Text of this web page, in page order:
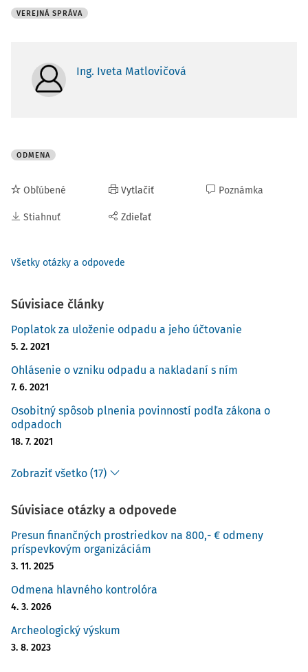
VEREJNÁ SPRÁVA
Ing. Iveta Matlovičová
ODMENA
Obľúbené
Stiahnuť
Vytlačiť
Zdieľať
Poznámka
Všetky otázky a odpovede
Súvisiace články
Poplatok za uloženie odpadu a jeho účtovanie
5. 2. 2021
Ohlásenie o vzniku odpadu a nakladaní s ním
7. 6. 2021
Osobitný spôsob plnenia povinností podľa zákona o
odpadoch
18. 7. 2021
Zobraziť všetko (17)
Súvisiace otázky a odpovede
Presun finančných prostriedkov na 800,- € odmeny
príspevkovým organizáciám
3. 11. 2025
Odmena hlavného kontrolóra
4. 3. 2026
Archeologický výskum
3. 8. 2023